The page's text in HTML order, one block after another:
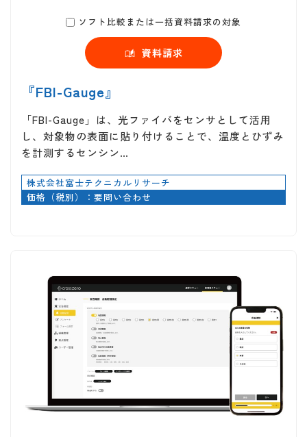
ソフト比較または一括資料請求の対象
資料請求
『FBI-Gauge』
「FBI-Gauge」は、光ファイバをセンサとして活用
し、対象物の表面に貼り付けることで、温度とひずみ
を計測するセンシン…
株式会社富士テクニカルリサーチ
価格（税別）：要問い合わせ